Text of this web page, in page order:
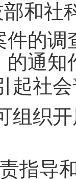
和社
件的调
的通
起社
组织
指导